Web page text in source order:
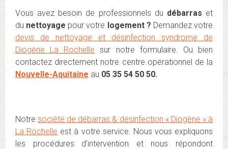
Vous avez besoin de professionnels du débarras et
du nettoyage pour votre logement ? Demandez votre
devis de nettoyage et désinfection syndrome de
Diogène La Rochelle sur notre formulaire. Ou bien
contactez directement notre centre opérationnel de la
Nouvelle-Aquitaine au 05 35 54 50 50.
Notresociété de débarras & désinfection « Diogène » à
La Rochelle est à votre service. Nous vous expliquons
les procédures d’intervention et nous répondont